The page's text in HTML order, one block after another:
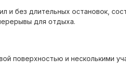
без длительных остановок,
для отдыха.
поверхностью и несколькими